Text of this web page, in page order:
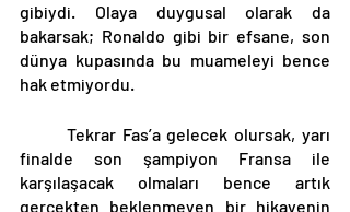
gibiydi. Olaya duygusal olarak da
bakarsak; Ronaldo gibi bir efsane, son
dünya kupasında bu muameleyi bence
hak etmiyordu.
finalde son şampiyon Fransa ile
karşılaşacak olmaları bence artık
gerçekten beklenmeyen bir hikayenin